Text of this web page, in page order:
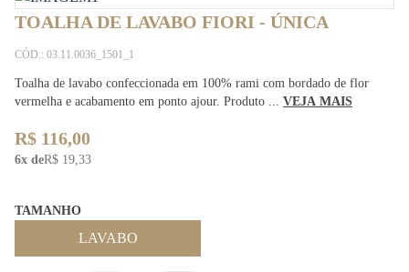
TOALHA DE LAVABO FIORI - ÚNICA
CÓD.: 03.11.0036_1501_1
Toalha de lavabo confeccionada em 100% rami com bordado de flor
vermelha e acabamento em ponto ajour. Produto ... VEJA MAIS
R$ 116,00
6x deR$ 19,33
TAMANHO
LAVABO